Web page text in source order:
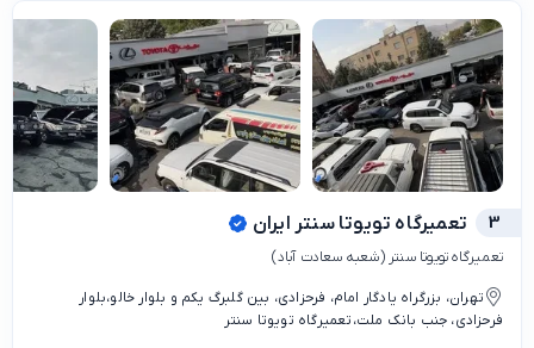
3 تعمیرگاه تویوتا سنتر ایران
تعمیرگاه تویوتا سنتر (شعبه سعادت آباد)
تهران، بزرگراه یادگار امام، فرحزادی، بین گلبرگ یکم و بلوار خالو،بلوار
فرحزادی، جنب بانک ملت،تعمیرگاه تویوتا سنتر